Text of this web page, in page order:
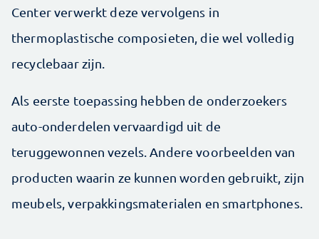
Center verwerkt deze vervolgens in
thermoplastische composieten, die wel volledig
recyclebaar zijn.
Als eerste toepassing hebben de onderzoekers
auto-onderdelen vervaardigd uit de
teruggewonnen vezels. Andere voorbeelden van
producten waarin ze kunnen worden gebruikt, zijn
meubels, verpakkingsmaterialen en smartphones.